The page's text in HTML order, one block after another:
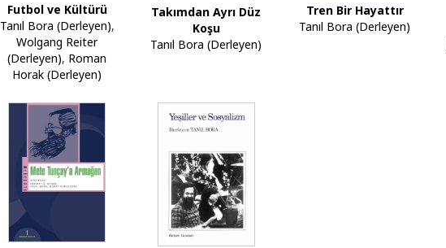
Futbol ve Kültürü
Tanıl Bora (Derleyen),
Wolgang Reiter
(Derleyen), Roman
Horak (Derleyen)
Takımdan Ayrı Düz
Koşu
Tanıl Bora (Derleyen)
Tren Bir Hayattır
Tanıl Bora (Derleyen)